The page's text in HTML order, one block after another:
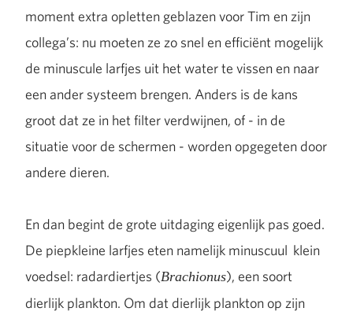
moment extra opletten geblazen voor Tim en zijn
collega’s: nu moeten ze zo snel en efficiënt mogelijk
de minuscule larfjes uit het water te vissen en naar
een ander systeem brengen. Anders is de kans
groot dat ze in het filter verdwijnen, of - in de
situatie voor de schermen - worden opgegeten door
andere dieren.
En dan begint de grote uitdaging eigenlijk pas goed.
De piepkleine larfjes eten namelijk minuscuul klein
voedsel: radardiertjes (Brachionus), een soort
dierlijk plankton. Om dat dierlijk plankton op zijn